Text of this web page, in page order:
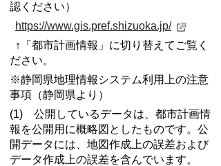
認ください）
https://www.gis.pref.shizuoka.jp/
↑「都市計画情報」に切り替えてご覧く
ださい。
※静岡県地理情報システム利用上の注意
事項（静岡県より）
(1) 公開しているデータは、都市計画情
報を公開用に概略図としたものです。公
開データには、地図作成上の誤差および
データ作成上の誤差を含んでいます。